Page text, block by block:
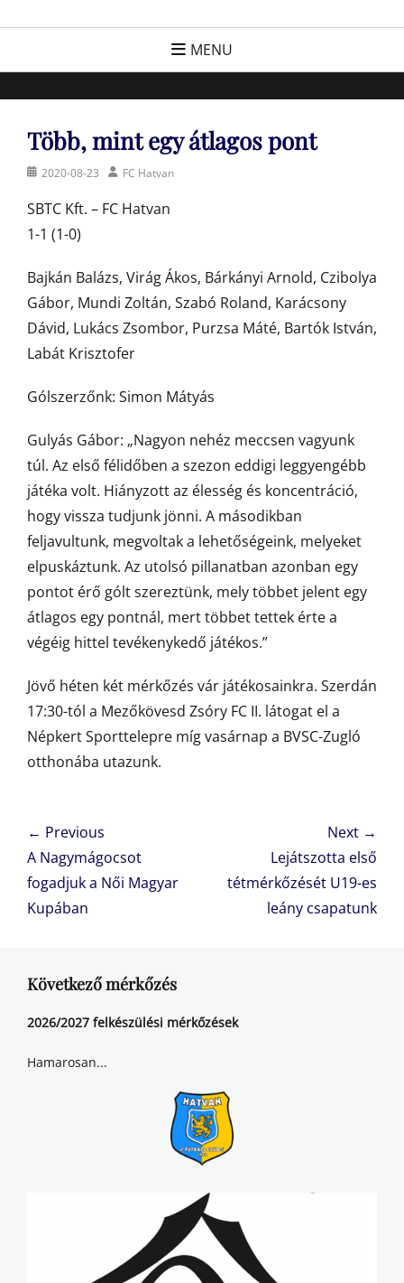
FC Hatvan
Egyesület a hatvani labdarúgásért, sportért!
MENU
Több, mint egy átlagos pont
Posted2020-08-23 AuthorFC Hatvan
SBTC Kft. – FC Hatvan
1-1 (1-0)
Bajkán Balázs, Virág Ákos, Bárkányi Arnold, Czibolya
Gábor, Mundi Zoltán, Szabó Roland, Karácsony
Dávid, Lukács Zsombor, Purzsa Máté, Bartók István,
Labát Krisztofer
Gólszerzőnk: Simon Mátyás
Gulyás Gábor: „Nagyon nehéz meccsen vagyunk
túl. Az első félidőben a szezon eddigi leggyengébb
játéka volt. Hiányzott az élesség és koncentráció,
hogy vissza tudjunk jönni. A másodikban
feljavultunk, megvoltak a lehetőségeink, melyeket
elpuskáztunk. Az utolsó pillanatban azonban egy
pontot érő gólt szereztünk, mely többet jelent egy
átlagos egy pontnál, mert többet tettek érte a
végéig hittel tevékenykedő játékos.”
Jövő héten két mérkőzés vár játékosainkra. Szerdán
17:30-tól a Mezőkövesd Zsóry FC II. látogat el a
Népkert Sporttelepre míg vasárnap a BVSC-Zugló
otthonába utazunk.
Bejegyzés
navigáció
← Previous
Previous
post:
A Nagymágocsot
fogadjuk a Női Magyar
Kupában
Next →
post:
Lejátszotta első
tétmérkőzését U19-es
leány csapatunk
Következő mérkőzés
2026/2027 felkészülési mérkőzések
Hamarosan...